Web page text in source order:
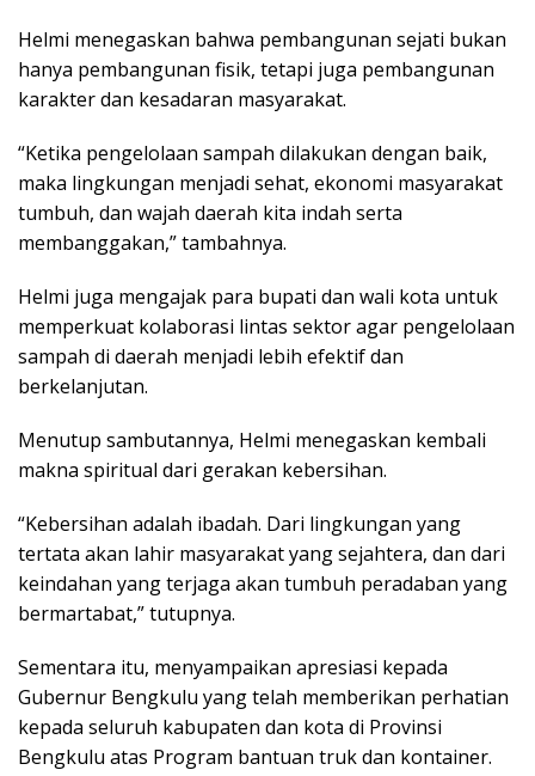
Helmi menegaskan bahwa pembangunan sejati bukan
hanya pembangunan fisik, tetapi juga pembangunan
karakter dan kesadaran masyarakat.
“Ketika pengelolaan sampah dilakukan dengan baik,
maka lingkungan menjadi sehat, ekonomi masyarakat
tumbuh, dan wajah daerah kita indah serta
membanggakan,” tambahnya.
Helmi juga mengajak para bupati dan wali kota untuk
memperkuat kolaborasi lintas sektor agar pengelolaan
sampah di daerah menjadi lebih efektif dan
berkelanjutan.
Menutup sambutannya, Helmi menegaskan kembali
makna spiritual dari gerakan kebersihan.
“Kebersihan adalah ibadah. Dari lingkungan yang
tertata akan lahir masyarakat yang sejahtera, dan dari
keindahan yang terjaga akan tumbuh peradaban yang
bermartabat,” tutupnya.
Sementara itu, menyampaikan apresiasi kepada
Gubernur Bengkulu yang telah memberikan perhatian
kepada seluruh kabupaten dan kota di Provinsi
Bengkulu atas Program bantuan truk dan kontainer.